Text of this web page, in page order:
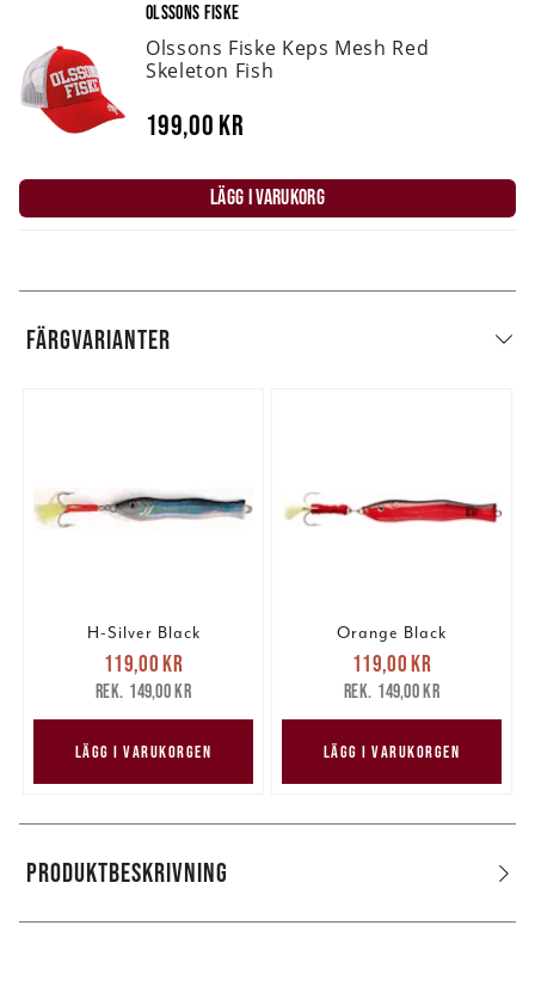
OLSSONS FISKE
Olssons Fiske Keps Mesh Red
Skeleton Fish
199,00 kr
LÄGG I VARUKORG
FÄRGVARIANTER
H-Silver Black
Nuvarande pris
119,00 krTidigare pris
149,00 kr
119,00 kr
149,00 kr
LÄGG I VARUKORGEN
Orange Black
Nuvarande pris
119,00 krTidigare pris
149,00 kr
119,00 kr
149,00 kr
LÄGG I VARUKORGEN
PRODUKTBESKRIVNING